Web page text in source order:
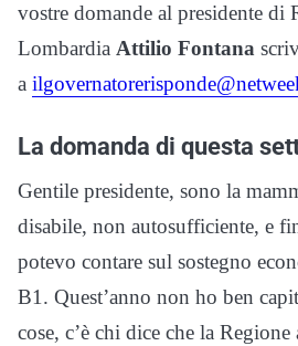
vostre domande al presidente di
Lombardia Attilio Fontana
a
La domanda di questa
Gentile presidente, sono la
disabile, non autosufficiente, e
potevo contare sul sostegno
B1. Quest’anno non ho ben
cose, c’è chi dice che la